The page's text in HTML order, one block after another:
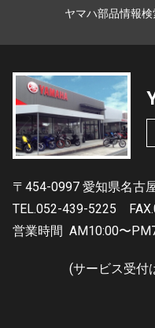
ヤマハ部品情報検
〒454-0997 愛知県名古
TEL.052-439-5225
営業時間 AM10:00〜
(サービス受付